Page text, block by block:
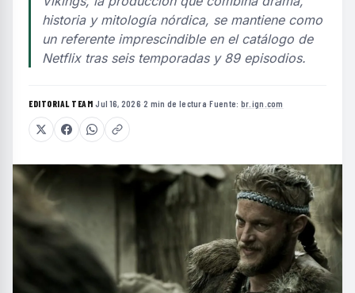
historia y mitología nórdica, se mantiene como
un referente imprescindible en el catálogo de
Netflix tras seis temporadas y 89 episodios.
EDITORIAL TEAM·Jul 16, 2026·2 min de lectura·Fuente: br.ign.com